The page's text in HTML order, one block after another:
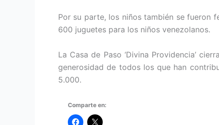
Por su parte, los niños también se fueron
600 juguetes para los niños venezolanos.
La Casa de Paso ‘Divina Providencia’
generosidad de todos los que han
5.000.
Comparte en: